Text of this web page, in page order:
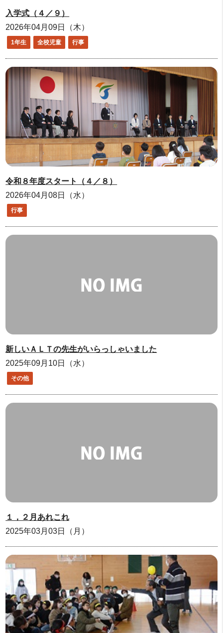
入学式（４／９）
2026年04月09日（木）
1年生 全校児童 行事
令和８年度スタート（４／８）
2026年04月08日（水）
行事
新しいＡＬＴの先生がいらっしゃいました
2025年09月10日（水）
その他
１，２月あれこれ
2025年03月03日（月）